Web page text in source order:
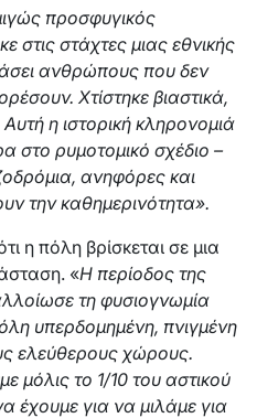
προσφυγικός
στις στάχτες μιας εθνικής
ανθρώπους που δεν
Χτίστηκε βιαστικά,
η ιστορική κληρονομιά
στο ρυμοτομικό σχέδιο –
ανηφόρες και
την καθημερινότητα».
η πόλη βρίσκεται σε μια
«Η περίοδος της
τη φυσιογνωμία
υπερδομημένη, πνιγμένη
ελεύθερους χώρους.
μόλις το 1/10 του αστικού
έχουμε για να μιλάμε για